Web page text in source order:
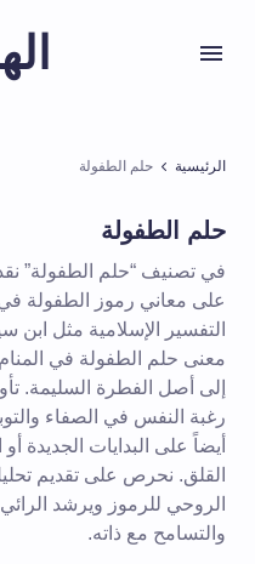
الرئيسية حلم الطفولة
حلم الطفولة
في تصنيف “حلم الطفولة”
على معاني رموز الطفولة
التفسير الإسلامية مثل
معنى حلم الطفولة في
إلى أصل الفطرة السليمة.
رغبة النفس في الصفاء
أيضاً على البدايات الجديدة
القلق. نحرص على تقديم
الروحي للرموز ويرشد
والتسامح مع ذاته.